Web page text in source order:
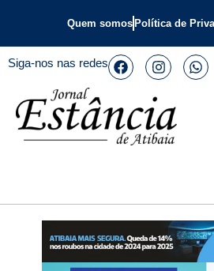
Quem somos Política de
Siga-nos nas redes